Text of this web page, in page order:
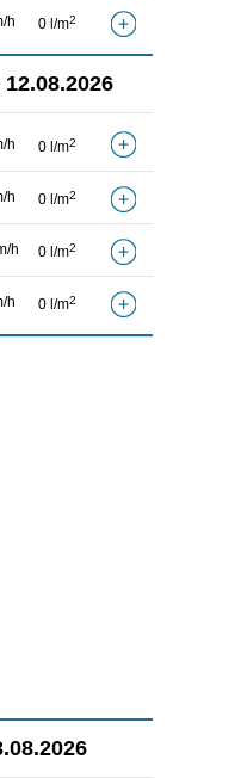
h 0 l/m2
12.08.2026
h 0 l/m2
h 0 l/m2
h 0 l/m2
h 0 l/m2